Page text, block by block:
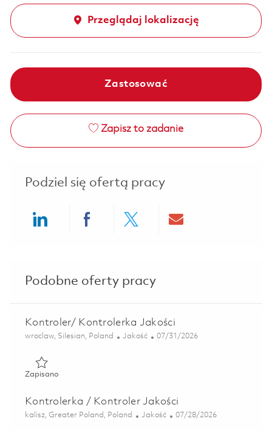
Przeglądaj lokalizację
Zastosować
Zapisz to zadanie
Podziel się ofertą pracy
Podobne oferty pracy
Kontroler/ Kontrolerka Jakości
Lokalizacja
wroclaw, Silesian, Poland Kategoria
Jakość Posted Date
07/31/2026
ZapisanoZapisano Kontroler/ Kontrolerka Jakości 01851308
Kontrolerka / Kontroler Jakości
Lokalizacja
kalisz, Greater Poland, Poland Kategoria
Jakość Posted Date
07/28/2026